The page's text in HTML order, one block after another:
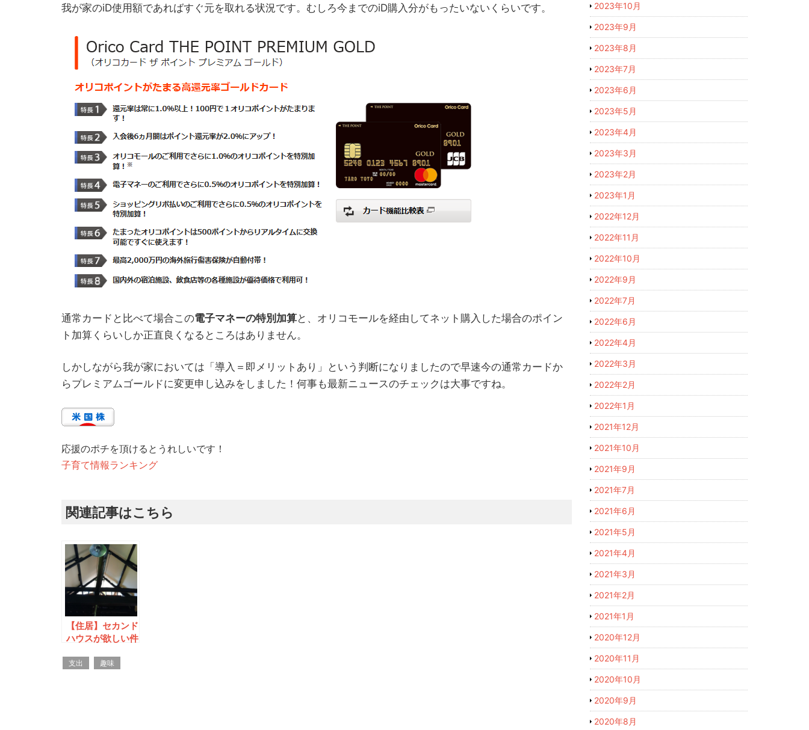
我が家のiD使用額であればすぐ元を取れる状況です。むしろ今までのiD購入分がもったいないくらいです。
通常カードと比べて場合この電子マネーの特別加算と、オリコモールを経由してネット購入した場合のポイン
ト加算くらいしか正直良くなるところはありません。
しかしながら我が家においては「導入＝即メリットあり」という判断になりましたので早速今の通常カードか
らプレミアムゴールドに変更申し込みをしました！何事も最新ニュースのチェックは大事ですね。
応援のポチを頂けるとうれしいです！
子育て情報ランキング
関連記事はこちら
【住居】セカンド
ハウスが欲しい件
支出 趣味
2023年10月
2023年9月
2023年8月
2023年7月
2023年6月
2023年5月
2023年4月
2023年3月
2023年2月
2023年1月
2022年12月
2022年11月
2022年10月
2022年9月
2022年7月
2022年6月
2022年4月
2022年3月
2022年2月
2022年1月
2021年12月
2021年10月
2021年9月
2021年7月
2021年6月
2021年5月
2021年4月
2021年3月
2021年2月
2021年1月
2020年12月
2020年11月
2020年10月
2020年9月
2020年8月